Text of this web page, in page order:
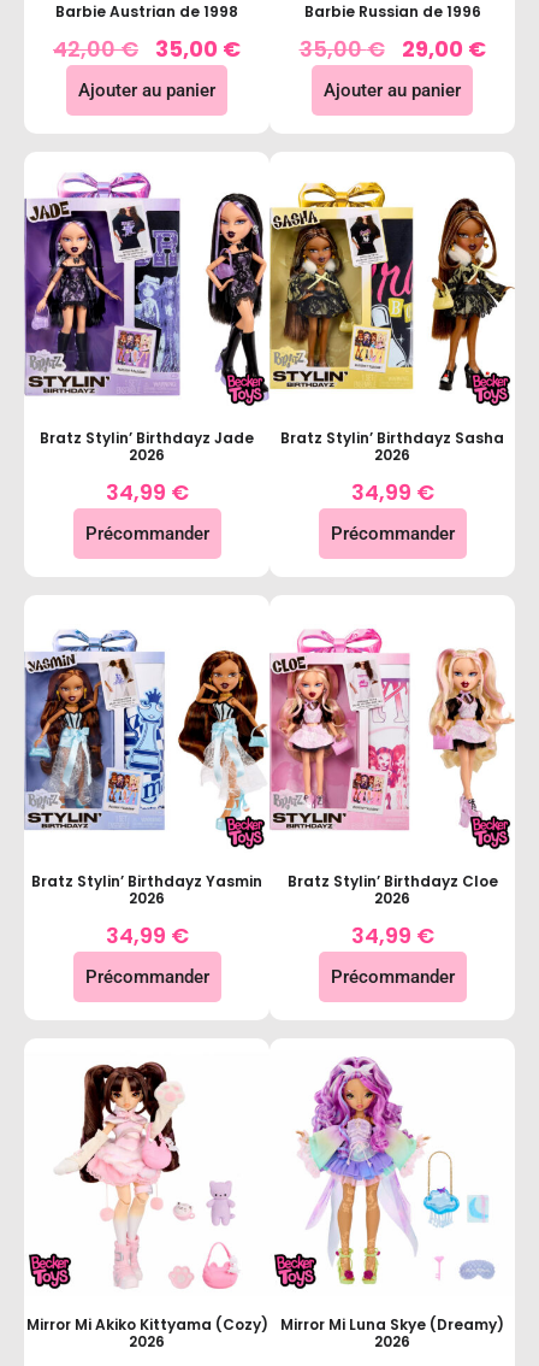
Barbie Austrian de 1998
42,00€ 35,00 €
Ajouter au panier
Barbie Russian de 1996
35,00€ 29,00 €
Ajouter au panier
Bratz Stylin’ Birthdayz Jade
2026
34,99 €
Précommander
Bratz Stylin’ Birthdayz Sasha
2026
34,99 €
Précommander
Bratz Stylin’ Birthdayz Yasmin
2026
34,99 €
Précommander
Bratz Stylin’ Birthdayz Cloe
2026
34,99 €
Précommander
Mirror Mi Akiko Kittyama (Cozy)
2026
Mirror Mi Luna Skye (Dreamy)
2026